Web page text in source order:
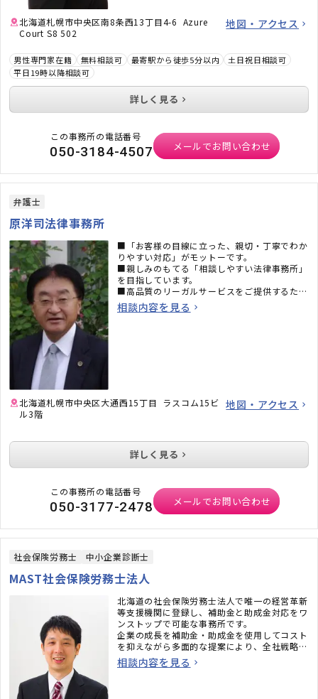
北海道札幌市中央区南8条西13丁目4-6 Azure
Court S8 502
地図・アクセス
男性専門家在籍 無料相談可 最寄駅から徒歩5分以内
土日祝日相談可
平日19時以降相談可
詳しく見る
この事務所の電話番号
050-3184-4507 メールでお問い合わせ
弁護士
原洋司法律事務所
■「お客様の目線に立った、親切・丁寧でわか
りやすい対応」がモットーです。
■親しみのもてる「相談しやすい法律事務所」
を目指しています。
■高品質のリーガルサービスをご提供するため
に、日々研鑚を積んでいます。
相談内容を見る
北海道札幌市中央区大通西15丁目 ラスコム15ビ
ル3階
地図・アクセス
詳しく見る
この事務所の電話番号
050-3177-2478 メールでお問い合わせ
社会保険労務士 中小企業診断士
MAST社会保険労務士法人
北海道の社会保険労務士法人で唯一の経営革新
等支援機関に登録し、補助金と助成金対応をワ
ンストップで可能な事務所です。
企業の成長を補助金・助成金を使用してコスト
を抑えながら多面的な提案により、全社戦略と
連動した全体最適の実現をお手伝いいたしま
す。
相談内容を見る